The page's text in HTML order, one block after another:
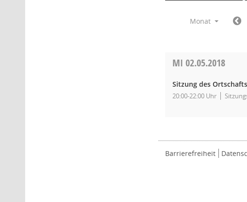
Monat
MI02.05.2018
Sitzung des
20:00-22:00 Uhr
Barrierefreiheit